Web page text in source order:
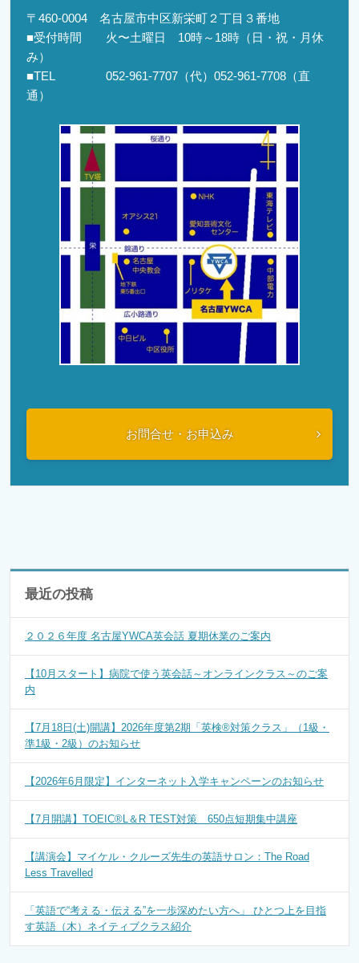
〒460-0004 名古屋市中区新栄町２丁目３番地
■受付時間 火〜土曜日 10時～18時（日・祝・月休
み）
■TEL 052-961-7707（代）052-961-7708（直
通）
お問合せ・お申込み
最近の投稿
２０２６年度 名古屋YWCA英会話 夏期休業のご案内
【10月スタート】病院で使う英会話～オンラインクラス～のご案
内
【7月18日(土)開講】2026年度第2期「英検®対策クラス」（1級・
準1級・2級）のお知らせ
【2026年6月限定】インターネット入学キャンペーンのお知らせ
【7月開講】TOEIC®L＆R TEST対策 650点短期集中講座
【講演会】マイケル・クルーズ先生の英語サロン：The Road
Less Travelled
「英語で“考える・伝える”を一歩深めたい方へ」 ひとつ上を目指
す英語（木）ネイティブクラス紹介